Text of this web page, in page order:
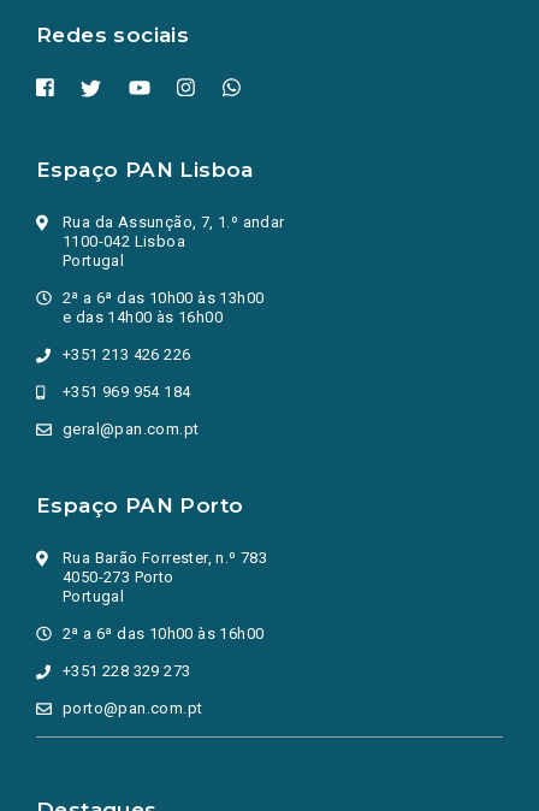
Redes sociais
Espaço PAN Lisboa
Rua da Assunção, 7, 1.º andar
1100-042 Lisboa
Portugal
2ª a 6ª das 10h00 às 13h00
e das 14h00 às 16h00
+351 213 426 226
+351 969 954 184
geral@pan.com.pt
Espaço PAN Porto
Rua Barão Forrester, n.º 783
4050-273 Porto
Portugal
2ª a 6ª das 10h00 às 16h00
+351 228 329 273
porto@pan.com.pt